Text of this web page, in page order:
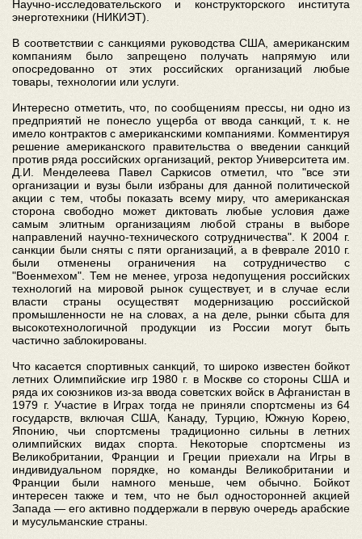
Научно-исследовательского и конструкторского института
энерготехники (НИКИЭТ).
В соответствии с санкциями руководства США, американским
компаниям было запрещено получать напрямую или
опосредованно от этих российских организаций любые
товары, технологии или услуги.
Интересно отметить, что, по сообщениям прессы, ни одно из
предприятий не понесло ущерба от ввода санкций, т. к. не
имело контрактов с американскими компаниями. Комментируя
решение американского правительства о введении санкций
против ряда российских организаций, ректор Университета им.
Д.И. Менделеева Павел Саркисов отметил, что "все эти
организации и вузы были избраны для данной политической
акции с тем, чтобы показать всему миру, что американская
сторона свободно может диктовать любые условия даже
самым элитным организациям любой страны в выборе
направлений научно-технического сотрудничества". К 2004 г.
санкции были сняты с пяти организаций, а в феврале 2010 г.
были отменены ограничения на сотрудничество с
"Военмехом". Тем не менее, угроза недопущения российских
технологий на мировой рынок существует, и в случае если
власти страны осуществят модернизацию российской
промышленности не на словах, а на деле, рынки сбыта для
высокотехнологичной продукции из России могут быть
частично заблокированы.
Что касается спортивных санкций, то широко известен бойкот
летних Олимпийские игр 1980 г. в Москве со стороны США и
ряда их союзников из-за ввода советских войск в Афганистан в
1979 г. Участие в Играх тогда не приняли спортсмены из 64
государств, включая США, Канаду, Турцию, Южную Корею,
Японию, чьи спортсмены традиционно сильны в летних
олимпийских видах спорта. Некоторые спортсмены из
Великобритании, Франции и Греции приехали на Игры в
индивидуальном порядке, но команды Великобритании и
Франции были намного меньше, чем обычно. Бойкот
интересен также и тем, что не был односторонней акцией
Запада — его активно поддержали в первую очередь арабские
и мусульманские страны.